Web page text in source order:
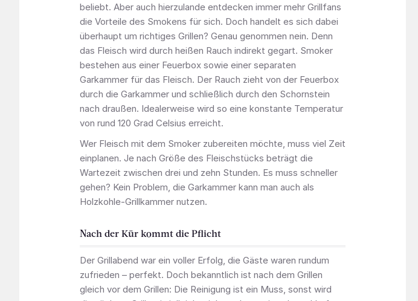
beliebt. Aber auch hierzulande entdecken immer mehr Grillfans
die Vorteile des Smokens für sich. Doch handelt es sich dabei
überhaupt um richtiges Grillen? Genau genommen nein. Denn
das Fleisch wird durch heißen Rauch indirekt gegart. Smoker
bestehen aus einer Feuerbox sowie einer separaten
Garkammer für das Fleisch. Der Rauch zieht von der Feuerbox
durch die Garkammer und schließlich durch den Schornstein
nach draußen. Idealerweise wird so eine konstante Temperatur
von rund 120 Grad Celsius erreicht.
Wer Fleisch mit dem Smoker zubereiten möchte, muss viel Zeit
einplanen. Je nach Größe des Fleischstücks beträgt die
Wartezeit zwischen drei und zehn Stunden. Es muss schneller
gehen? Kein Problem, die Garkammer kann man auch als
Holzkohle-Grillkammer nutzen.
Nach der Kür kommt die Pflicht
Der Grillabend war ein voller Erfolg, die Gäste waren rundum
zufrieden – perfekt. Doch bekanntlich ist nach dem Grillen
gleich vor dem Grillen: Die Reinigung ist ein Muss, sonst wird